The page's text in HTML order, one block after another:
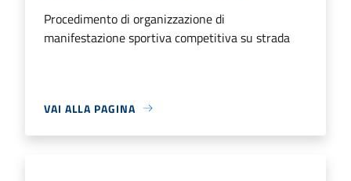
Procedimento di organizzazione di
manifestazione sportiva competitiva su strada
VAI ALLA PAGINA